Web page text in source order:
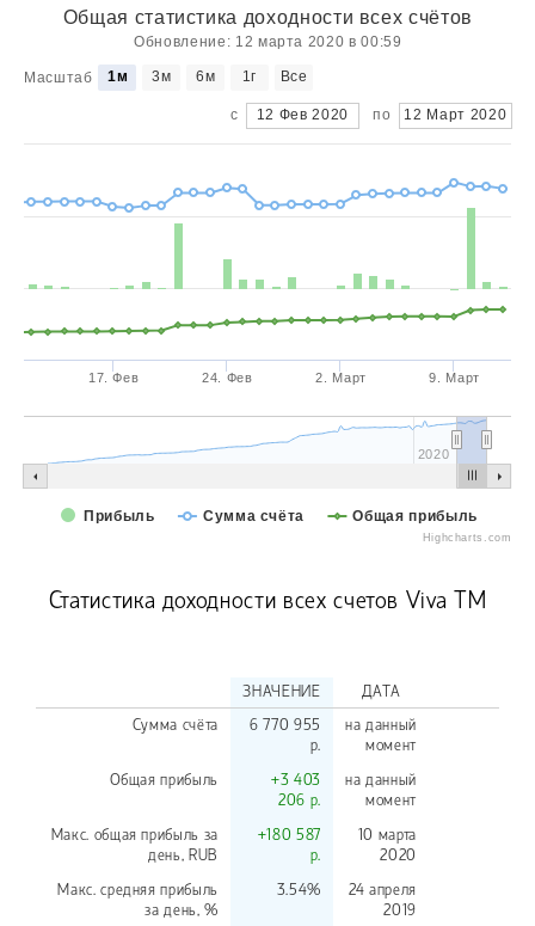
Общая статистика доходности всех счётов
Обновление: 12 марта 2020 в 00:59
17. Фев 24. Фев 2. Март 9. Март
2020
Масштаб 1м 3м 6м 1г Все
с 12 Фев 2020 по 12 Март 2020
Прибыль Сумма счёта Общая прибыль
Highcharts.com
Статистика доходности всех счетов Viva TM
ЗНАЧЕНИЕ ДАТА
Сумма счёта
6 770 955
р.
на данный
момент
Общая прибыль
+3 403
206 р.
на данный
момент
Макс. общая прибыль за
день, RUB
+180 587
р.
10 марта
2020
Макс. средняя прибыль
за день, %
3.54%
24 апреля
2019